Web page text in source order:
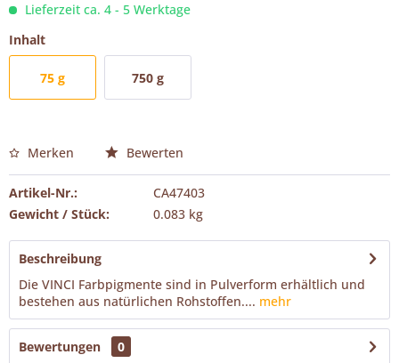
Lieferzeit ca. 4 - 5 Werktage
Inhalt
75 g 750 g
Merken Bewerten
Artikel-Nr.:
CA47403
Gewicht / Stück:
0.083 kg
Beschreibung
Die VINCI Farbpigmente sind in Pulverform erhältlich und
bestehen aus natürlichen Rohstoffen.... mehr
Bewertungen
0